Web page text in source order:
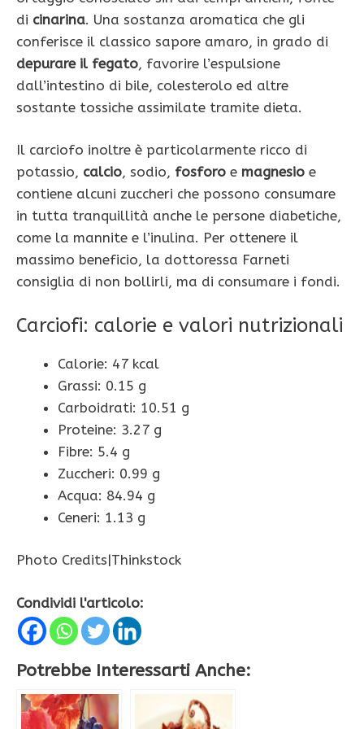
di cinarina. Una sostanza aromatica che gli
conferisce il classico sapore amaro, in grado di
depurare il fegato, favorire l’espulsione
dall’intestino di bile, colesterolo ed altre
sostante tossiche assimilate tramite dieta.
Il carciofo inoltre è particolarmente ricco di
potassio, calcio, sodio, fosforo e magnesio e
contiene alcuni zuccheri che possono consumare
in tutta tranquillità anche le persone diabetiche,
come la mannite e l’inulina. Per ottenere il
massimo beneficio, la dottoressa Farneti
consiglia di non bollirli, ma di consumare i fondi.
Carciofi: calorie e valori nutrizionali
Calorie: 47 kcal
Grassi: 0.15 g
Carboidrati: 10.51 g
Proteine: 3.27 g
Fibre: 5.4 g
Zuccheri: 0.99 g
Acqua: 84.94 g
Ceneri: 1.13 g
Photo Credits|Thinkstock
Condividi l'articolo:
Potrebbe Interessarti Anche: